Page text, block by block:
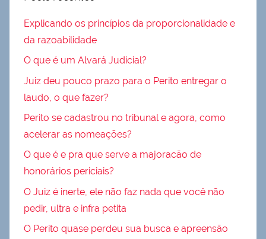
Explicando os princípios da proporcionalidade e
da razoabilidade
O que é um Alvará Judicial?
Juiz deu pouco prazo para o Perito entregar o
laudo, o que fazer?
Perito se cadastrou no tribunal e agora, como
acelerar as nomeações?
O que é e pra que serve a majoracão de
honorários periciais?
O Juiz é inerte, ele não faz nada que você não
pedir, ultra e infra petita
O Perito quase perdeu sua busca e apreensão